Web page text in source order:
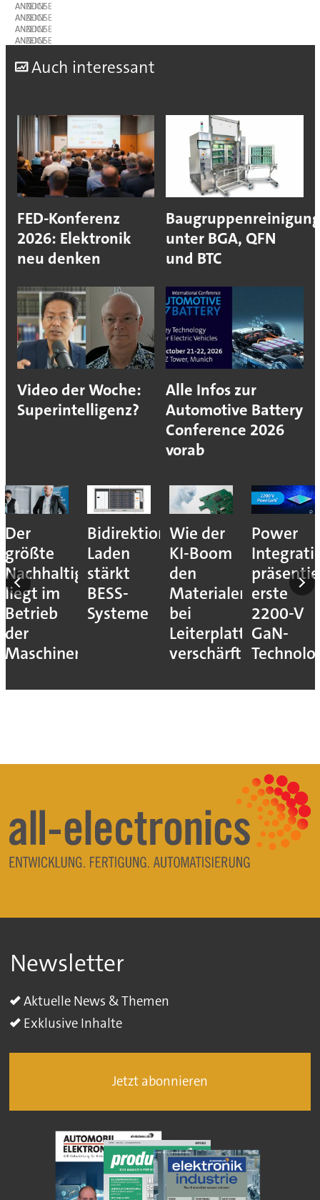
ANZEIGE
ANZEIGE
ANZEIGE
ANZEIGE
Auch interessant
FED-Konferenz
2026: Elektronik
neu denken
Baugruppenreinigung
unter BGA, QFN
und BTC
Video der Woche:
Superintelligenz?
Alle Infos zur
Automotive Battery
Conference 2026
vorab
Der
größte
Nachhaltigkeitshebel
liegt im
Betrieb
der
Maschinen
Bidirektionales
Laden
stärkt
BESS-
Systeme
Wie der
KI-Boom
den
Materialengpass
bei
Leiterplatten
verschärft
Power
erste
2200-V
GaN-
Newsletter
Aktuelle News & Themen
Exklusive Inhalte
Jetzt abonnieren